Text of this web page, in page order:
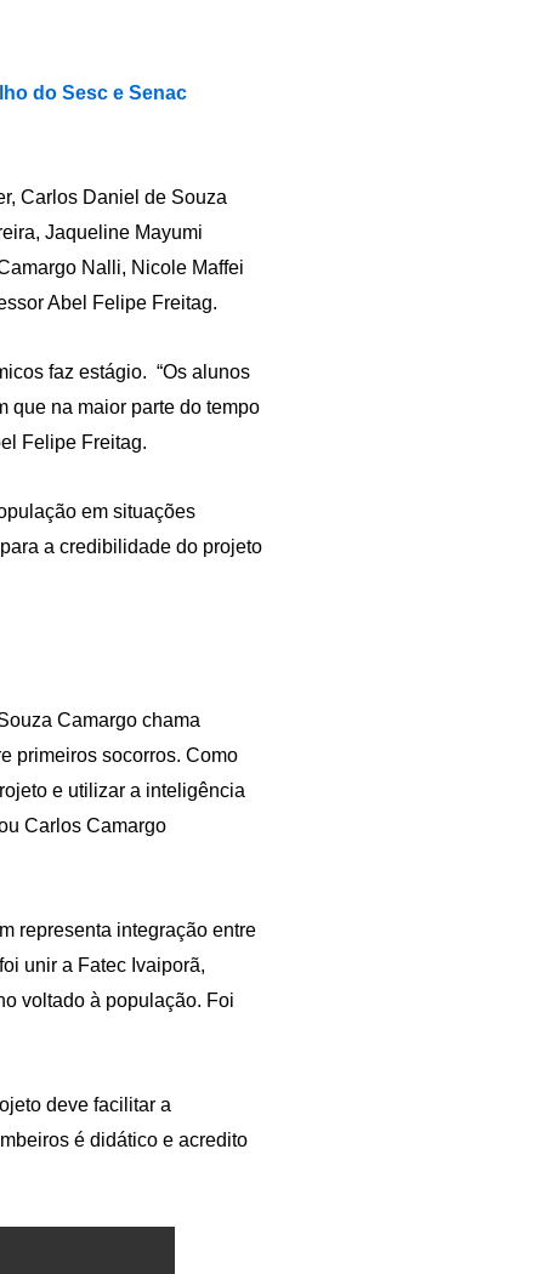
do Sesc e Senac
Carlos Daniel de Souza
Jaqueline Mayumi
Nalli, Nicole Maffei
Abel Felipe Freitag.
faz estágio. “Os alunos
que na maior parte do tempo
Felipe Freitag.
em situações
a credibilidade do projeto
Camargo chama
primeiros socorros. Como
e utilizar a inteligência
Carlos Camargo
representa integração entre
unir a Fatec Ivaiporã,
voltado à população. Foi
deve facilitar a
é didático e acredito